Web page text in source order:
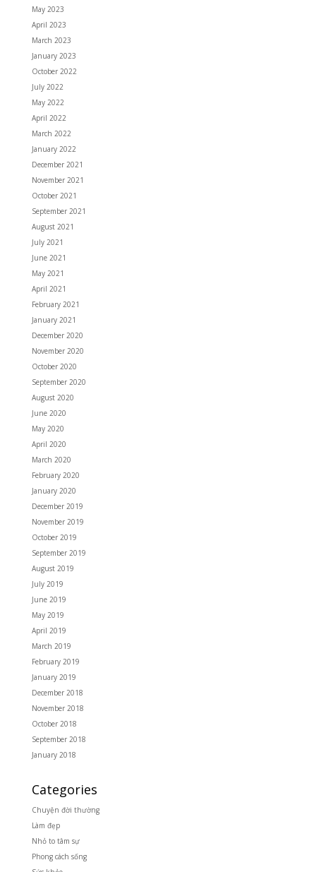
May 2023
April 2023
March 2023
January 2023
October 2022
July 2022
May 2022
April 2022
March 2022
January 2022
December 2021
November 2021
October 2021
September 2021
August 2021
July 2021
June 2021
May 2021
April 2021
February 2021
January 2021
December 2020
November 2020
October 2020
September 2020
August 2020
June 2020
May 2020
April 2020
March 2020
February 2020
January 2020
December 2019
November 2019
October 2019
September 2019
August 2019
July 2019
June 2019
May 2019
April 2019
March 2019
February 2019
January 2019
December 2018
November 2018
October 2018
September 2018
January 2018
Categories
Chuyện đời thường
Làm đẹp
Nhỏ to tâm sự
Phong cách sống